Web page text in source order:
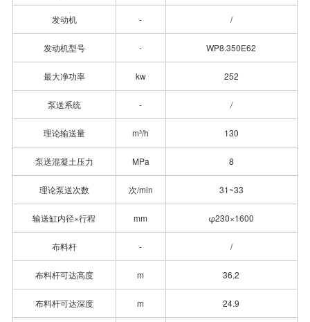
发动机 - /
发动机型号 - WP8.350E62
最大净功率 kw 252
泵送系统 - /
理论输送量 m³/h 130
泵送混凝土压力 MPa 8
理论泵送次数 次/min 31~33
输送缸内径×行程 mm φ230×1600
布料杆 - /
布料杆可达高度 m 36.2
布料杆可达深度 m 24.9